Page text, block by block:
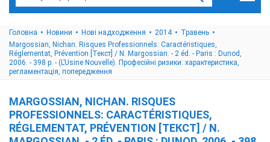
Головна Новини Нові надходження 2014
Травень
Margossian, Nichan. Risques Professionnels: Caractéristiques,
Réglementat, Prévention [Текст] / N. Margossian. - 2 éd. - Paris : Dunod,
2006. - 398 p. - (L’Usine Nouvelle). Професійні ризики: характеристика,
регламентація, попередження
MARGOSSIAN, NICHAN. RISQUES
PROFESSIONNELS: CARACTÉRISTIQUES,
RÉGLEMENTAT, PRÉVENTION [ТЕКСТ] / N.